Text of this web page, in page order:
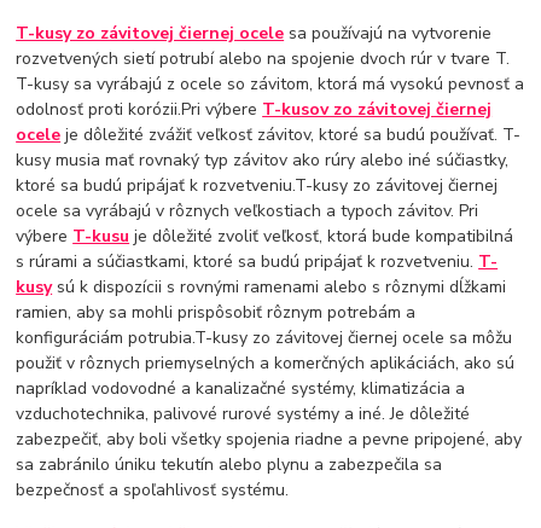
T-kusy zo závitovej čiernej ocele sa používajú na vytvorenie
rozvetvených sietí potrubí alebo na spojenie dvoch rúr v tvare T.
T-kusy sa vyrábajú z ocele so závitom, ktorá má vysokú pevnosť a
odolnosť proti korózii.Pri výbere T-kusov zo závitovej čiernej
ocele je dôležité zvážiť veľkosť závitov, ktoré sa budú používať. T-
kusy musia mať rovnaký typ závitov ako rúry alebo iné súčiastky,
ktoré sa budú pripájať k rozvetveniu.T-kusy zo závitovej čiernej
ocele sa vyrábajú v rôznych veľkostiach a typoch závitov. Pri
výbere T-kusu je dôležité zvoliť veľkosť, ktorá bude kompatibilná
s rúrami a súčiastkami, ktoré sa budú pripájať k rozvetveniu. T-
kusysú k dispozícii s rovnými ramenami alebo s rôznymi dĺžkami
ramien, aby sa mohli prispôsobiť rôznym potrebám a
konfiguráciám potrubia.T-kusy zo závitovej čiernej ocele sa môžu
použiť v rôznych priemyselných a komerčných aplikáciách, ako sú
napríklad vodovodné a kanalizačné systémy, klimatizácia a
vzduchotechnika, palivové rurové systémy a iné. Je dôležité
zabezpečiť, aby boli všetky spojenia riadne a pevne pripojené, aby
sa zabránilo úniku tekutín alebo plynu a zabezpečila sa
bezpečnosť a spoľahlivosť systému.